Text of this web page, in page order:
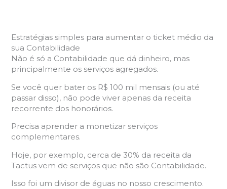
Estratégias simples para aumentar o ticket médio da
sua Contabilidade
Não é só a Contabilidade que dá dinheiro, mas
principalmente os serviços agregados.
Se você quer bater os R$ 100 mil mensais (ou até
passar disso), não pode viver apenas da receita
recorrente dos honorários.
Precisa aprender a monetizar serviços
complementares.
Hoje, por exemplo, cerca de 30% da receita da
Tactus vem de serviços que não são Contabilidade.
Isso foi um divisor de águas no nosso crescimento.